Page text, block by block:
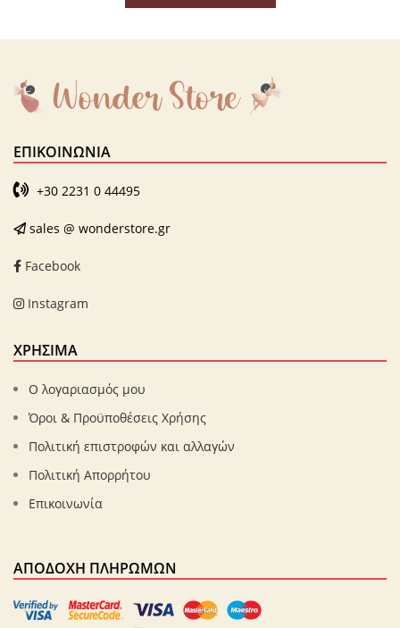
ΕΠΙΚΟΙΝΩΝΊΑ
+30 2231 0 44495
sales @ wonderstore.gr
Facebook
Instagram
ΧΡΗΣΙΜΑ
Ο λογαριασμός μου
Όροι & Προϋποθέσεις Χρήσης
Πολιτική επιστροφών και αλλαγών
Πολιτική Απορρήτου
Επικοινωνία
ΑΠΟΔΟΧΉ ΠΛΗΡΩΜΏΝ